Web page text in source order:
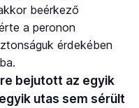
beérkező
a peronon
érdekében
bejutott az egyik
utas sem sérült